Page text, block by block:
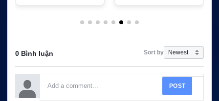
0 Bình luận Sort by
POST